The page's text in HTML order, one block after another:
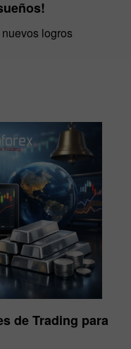
logros
de Trading para